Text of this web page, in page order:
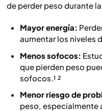
de perder peso durante
Mayor energía:
aumentar los niveles
Menos sofocos:
que pierden peso
sofocos.¹ ²
Menor riesgo de
peso, especialmente